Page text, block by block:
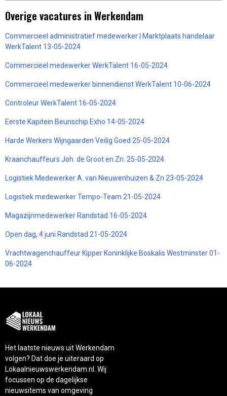
Overige vacatures in Werkendam
Commercieel administratief medewerker | Marktplaats handelaar
WerkTalent 13-05-2024
Commercieel medewerker WerkTalent 16-05-2024
Commercieel medewerker binnendienst WerkTalent 10-06-2024
Controleur WerkTalent 16-05-2024
Eerste Kapitein Beunschip Exho 14-05-2024
Harde Werkers Wijngaarden Veilig Goed 25-05-2024
Kraanchauffeurs Joh. de Groot en Zn. 25-05-2024
Logistiek Medewerker A. van Nieuwenhuizen & Zn 23-05-2024
Logistiek medewerker Tempo-Team 21-05-2024
Magazijnmedewerker Randstad 16-05-2024
Open dag, 4 juni Randstad 21-05-2024
Vrachtwagenchauffeur Kipper Koninklijke Boskalis Westminster 01-
06-2024
Het laatste nieuws uit Werkendam
volgen? Dat doe je uiteraard op
Lokaalnieuwswerkendam.nl. Wij
focussen op de dagelijkse
nieuwsitems van omgeving